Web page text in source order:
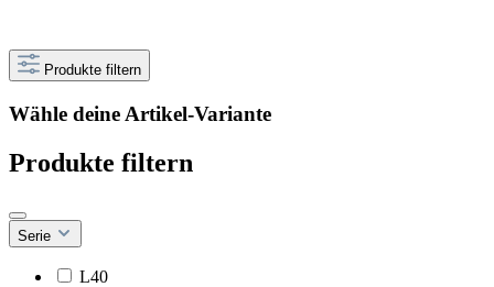
Produkte filtern
Wähle deine Artikel-Variante
Produkte filtern
Serie
L40